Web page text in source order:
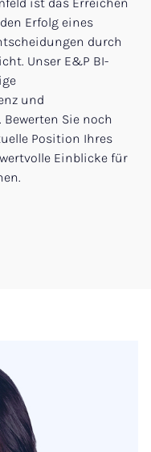
Erfolg eines
durch
Unser E&P BI-
und
Sie noch
Position Ihres
Einblicke für